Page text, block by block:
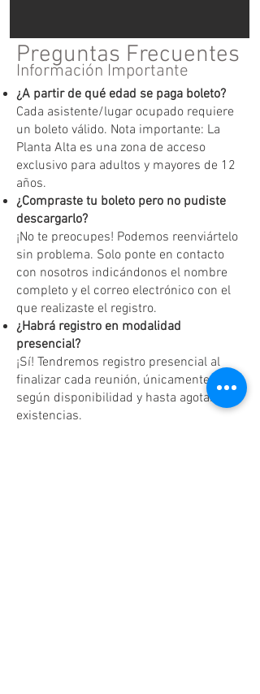
Preguntas Frecuentes
Información Importante
¿A partir de qué edad se paga boleto?
Cada asistente/lugar ocupado requiere
un boleto válido. Nota importante: La
Planta Alta es una zona de acceso
exclusivo para adultos y mayores de 12
años.
¿Compraste tu boleto pero no pudiste
descargarlo?
¡No te preocupes! Podemos reenviártelo
sin problema. Solo ponte en contacto
con nosotros indicándonos el nombre
completo y el correo electrónico con el
que realizaste el registro.
¿Habrá registro en modalidad
presencial?
¡Sí! Tendremos registro presencial al
finalizar cada reunión, únicamente
según disponibilidad y hasta agotar
existencias.